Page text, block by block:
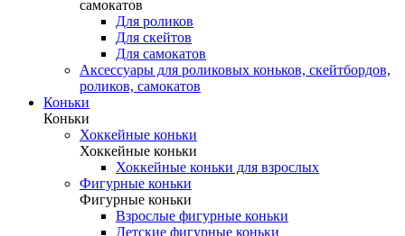
самокатов
Для роликов
Для скейтов
Для самокатов
Аксессуары для роликовых коньков, скейтбордов,
роликов, самокатов
Коньки
Коньки
Хоккейные коньки
Хоккейные коньки
Хоккейные коньки для взрослых
Фигурные коньки
Фигурные коньки
Взрослые фигурные коньки
Детские фигурные коньки